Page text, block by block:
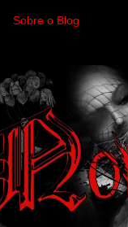
Sobre o Blog